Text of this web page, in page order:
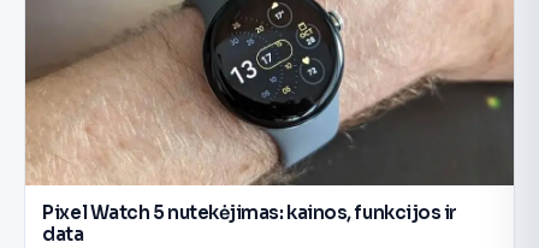
Pixel Watch 5 nutekėjimas: kainos, funkcijos ir
data